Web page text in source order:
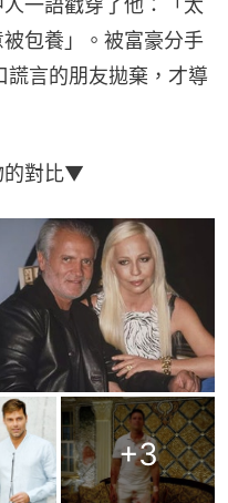
一語戳穿了他：「太
包養」。被富豪分手
言的朋友拋棄，才導
的對比▼
+3